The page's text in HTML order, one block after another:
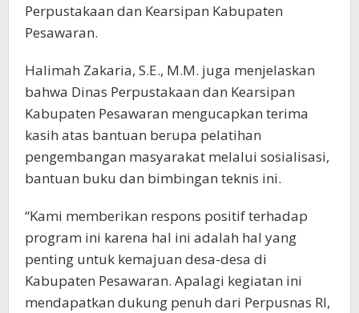
Perpustakaan dan Kearsipan Kabupaten
Pesawaran.
Halimah Zakaria, S.E., M.M. juga menjelaskan
bahwa Dinas Perpustakaan dan Kearsipan
Kabupaten Pesawaran mengucapkan terima
kasih atas bantuan berupa pelatihan
pengembangan masyarakat melalui sosialisasi,
bantuan buku dan bimbingan teknis ini.
“Kami memberikan respons positif terhadap
program ini karena hal ini adalah hal yang
penting untuk kemajuan desa-desa di
Kabupaten Pesawaran. Apalagi kegiatan ini
mendapatkan dukung penuh dari Perpusnas RI,